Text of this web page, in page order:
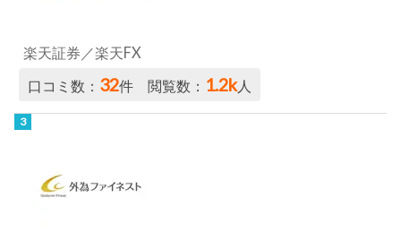
楽天証券／楽天FX
口コミ数： 32件 閲覧数： 1.2k人